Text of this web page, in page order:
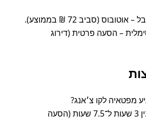
(סביב 72 ₪ בממוצע).
– הסעה פרטית (דירוג
מפטאיה לקו צ׳אנג?
בדרך כלל בין 3 שעות ל־7.5 שעות (הסעה